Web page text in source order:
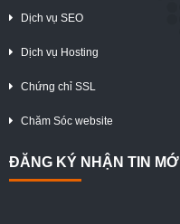
Dịch vụ SEO
Dịch vụ Hosting
Chứng chỉ SSL
Chăm Sóc website
ĐĂNG KÝ NHẬN TIN MỚI